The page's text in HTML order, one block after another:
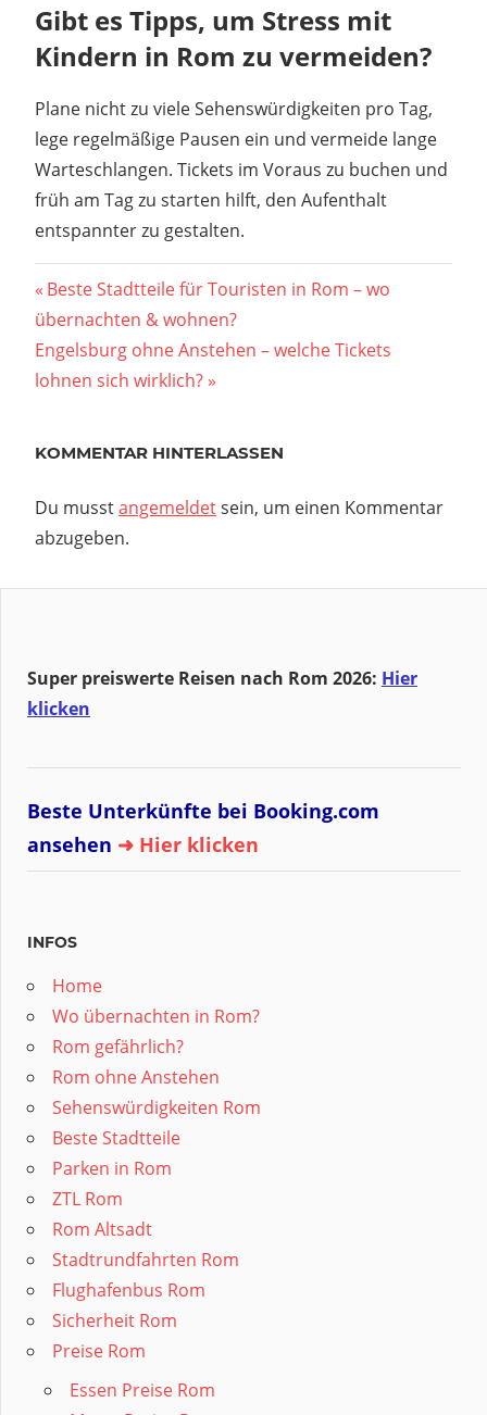
Gibt es Tipps, um Stress mit
Kindern in Rom zu vermeiden?
Plane nicht zu viele Sehenswürdigkeiten pro Tag,
lege regelmäßige Pausen ein und vermeide lange
Warteschlangen. Tickets im Voraus zu buchen und
früh am Tag zu starten hilft, den Aufenthalt
entspannter zu gestalten.
Beitragsnavigation
Vorheriger
Beitrag:
Beste Stadtteile für Touristen in Rom – wo
übernachten & wohnen?
Nächster
Beitrag:
Engelsburg ohne Anstehen – welche Tickets
lohnen sich wirklich?
KOMMENTAR HINTERLASSEN
Du musstangemeldetsein, um einen Kommentar
abzugeben.
Super preiswerte Reisen nach Rom 2026: Hier
klicken
Beste Unterkünfte bei Booking.com
ansehen ➜ Hier klicken
INFOS
Home
Wo übernachten in Rom?
Rom gefährlich?
Rom ohne Anstehen
Sehenswürdigkeiten Rom
Beste Stadtteile
Parken in Rom
ZTL Rom
Rom Altsadt
Stadtrundfahrten Rom
Flughafenbus Rom
Sicherheit Rom
Preise Rom
Essen Preise Rom